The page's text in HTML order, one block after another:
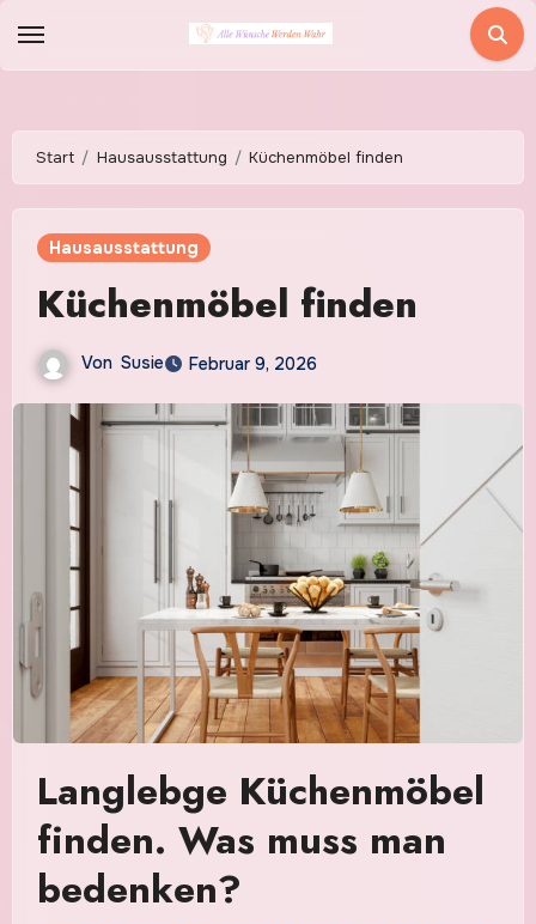
Inhalt
Start Hausausstattung Küchenmöbel finden
Hausausstattung
Küchenmöbel finden
Von Susie Februar 9, 2026
Langlebge Küchenmöbel
finden. Was muss man
bedenken?